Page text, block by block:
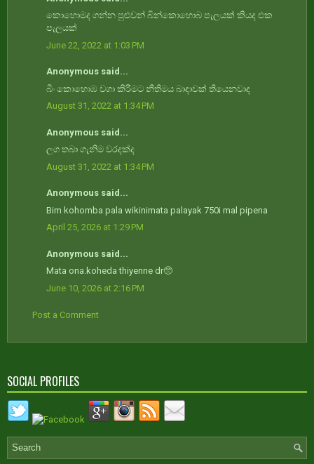
කොහොමද ගන්න පුළුවන් බින්කොහොබ පැලයක්‌ කියද එක
පැලයක්
June 22, 2022 at 1:03 PM
Anonymous said...
බිං කොහොඹ වගා කිරිමට නීතිමය බාදාවක් තියෙනවාද
August 31, 2022 at 1:34 PM
Anonymous said...
ලග තබා ගැනිම වරදක්ද
August 31, 2022 at 1:34 PM
Anonymous said...
Bim kohomba pala wikinimata palayak 750i mal pipena
April 25, 2026 at 1:29 PM
Anonymous said...
Mata ona.koheda thiyenne dr🥺
June 10, 2026 at 2:16 PM
Post a Comment
SOCIAL PROFILES